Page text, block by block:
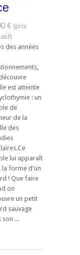
€
des années
est atteinte
: un
de
de la
des
lui apparaît
la forme d'un
! Que faire
on
un petit
sauvage
son ...